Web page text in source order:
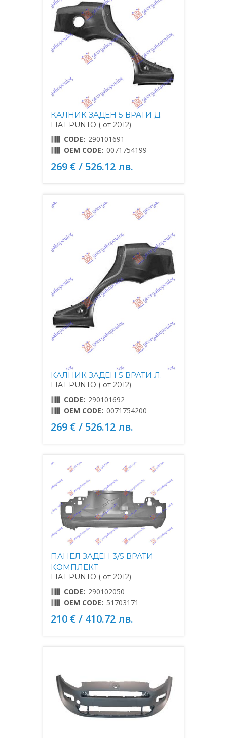
КАЛНИК ЗАДЕН 5 ВРАТИ Д.
FIAT PUNTO ( от 2012)
CODE: 290101691
OEM CODE: 0071754199
269 € / 526.12 лв.
КАЛНИК ЗАДЕН 5 ВРАТИ Л.
FIAT PUNTO ( от 2012)
CODE: 290101692
OEM CODE: 0071754200
269 € / 526.12 лв.
ПАНЕЛ ЗАДЕН 3/5 ВРАТИ
КОМПЛЕКТ
FIAT PUNTO ( от 2012)
CODE: 290102050
OEM CODE: 51703171
210 € / 410.72 лв.